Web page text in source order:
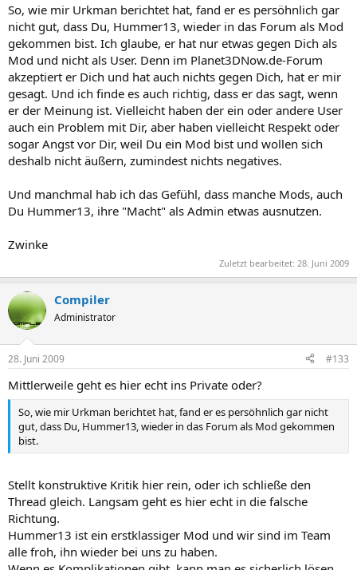
So, wie mir Urkman berichtet hat, fand er es persöhnlich gar
nicht gut, dass Du, Hummer13, wieder in das Forum als Mod
gekommen bist. Ich glaube, er hat nur etwas gegen Dich als
Mod und nicht als User. Denn im Planet3DNow.de-Forum
akzeptiert er Dich und hat auch nichts gegen Dich, hat er mir
gesagt. Und ich finde es auch richtig, dass er das sagt, wenn
er der Meinung ist. Vielleicht haben der ein oder andere User
auch ein Problem mit Dir, aber haben vielleicht Respekt oder
sogar Angst vor Dir, weil Du ein Mod bist und wollen sich
deshalb nicht äußern, zumindest nichts negatives.
Und manchmal hab ich das Gefühl, dass manche Mods, auch
Du Hummer13, ihre "Macht" als Admin etwas ausnutzen.
Zwinke
Zuletzt bearbeitet: 28. Juni 2009
Compiler
Administrator
28. Juni 2009 #133
Mittlerweile geht es hier echt ins Private oder?
So, wie mir Urkman berichtet hat, fand er es persöhnlich gar nicht
gut, dass Du, Hummer13, wieder in das Forum als Mod gekommen
bist.
Stellt konstruktive Kritik hier rein, oder ich schließe den
Thread gleich. Langsam geht es hier echt in die falsche
Richtung.
Hummer13 ist ein erstklassiger Mod und wir sind im Team
alle froh, ihn wieder bei uns zu haben.